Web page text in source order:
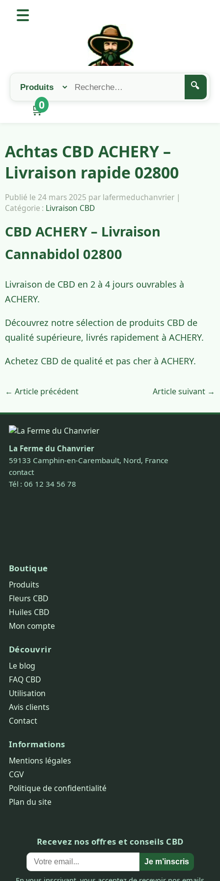
🔍
🛒
0
Achtas CBD ACHERY –
Livraison rapide 02800
Publié le 24 mars 2025 par lafermeduchanvrier |
Catégorie : Livraison CBD
CBD ACHERY – Livraison
Cannabidol 02800
Livraison de CBD en 2 à 4 jours ouvrables à
ACHERY.
Découvrez notre sélection de produits CBD de
qualité supérieure, livrés rapidement à ACHERY.
Achetez CBD de qualité et pas cher à ACHERY.
← Article précédent Article suivant →
La Ferme du Chanvrier
59133 Camphin-en-Carembault, Nord, France
contact
Tél : 06 12 34 56 78
Boutique
Produits
Fleurs CBD
Huiles CBD
Mon compte
Découvrir
Le blog
FAQ CBD
Utilisation
Avis clients
Contact
Informations
Mentions légales
CGV
Politique de confidentialité
Plan du site
Recevez nos offres et conseils CBD
Je m’inscris